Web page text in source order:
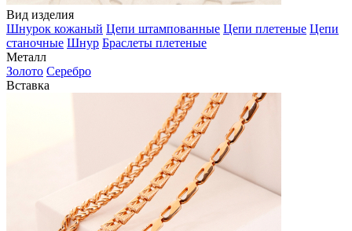
Вид изделия
Шнурок кожаный Цепи штампованные Цепи плетеные Цепи
станочные Шнур Браслеты плетеные
Металл
Золото Серебро
Вставка